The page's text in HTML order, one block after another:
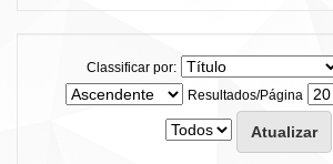
Classificar por:
Resultados/Página